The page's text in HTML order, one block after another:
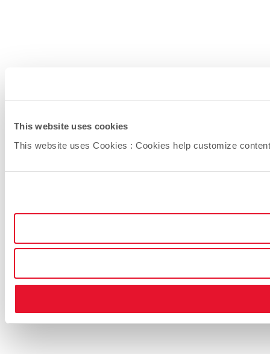
This website uses cookies
This website uses Cookies : Cookies help customize